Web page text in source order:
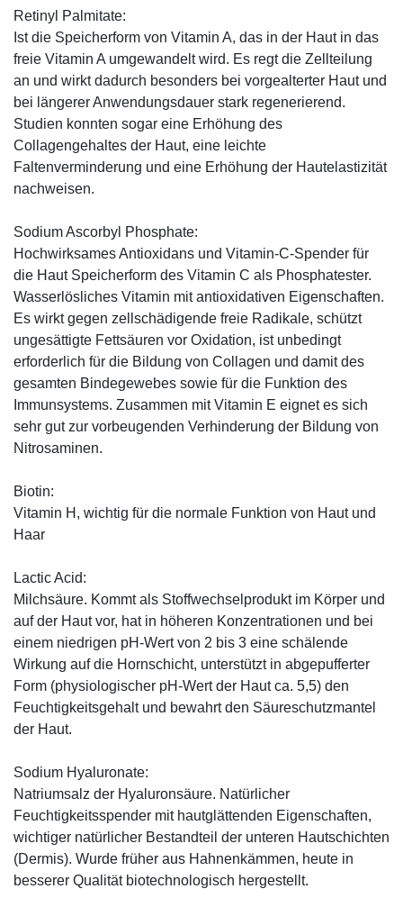
Retinyl Palmitate:
Ist die Speicherform von Vitamin A, das in der Haut in das
freie Vitamin A umgewandelt wird. Es regt die Zellteilung
an und wirkt dadurch besonders bei vorgealterter Haut und
bei längerer Anwendungsdauer stark regenerierend.
Studien konnten sogar eine Erhöhung des
Collagengehaltes der Haut, eine leichte
Faltenverminderung und eine Erhöhung der Hautelastizität
nachweisen.
Sodium Ascorbyl Phosphate:
Hochwirksames Antioxidans und Vitamin-C-Spender für
die Haut Speicherform des Vitamin C als Phosphatester.
Wasserlösliches Vitamin mit antioxidativen Eigenschaften.
Es wirkt gegen zellschädigende freie Radikale, schützt
ungesättigte Fettsäuren vor Oxidation, ist unbedingt
erforderlich für die Bildung von Collagen und damit des
gesamten Bindegewebes sowie für die Funktion des
Immunsystems. Zusammen mit Vitamin E eignet es sich
sehr gut zur vorbeugenden Verhinderung der Bildung von
Nitrosaminen.
Biotin:
Vitamin H, wichtig für die normale Funktion von Haut und
Haar
Lactic Acid:
Milchsäure. Kommt als Stoffwechselprodukt im Körper und
auf der Haut vor, hat in höheren Konzentrationen und bei
einem niedrigen pH-Wert von 2 bis 3 eine schälende
Wirkung auf die Hornschicht, unterstützt in abgepufferter
Form (physiologischer pH-Wert der Haut ca. 5,5) den
Feuchtigkeitsgehalt und bewahrt den Säureschutzmantel
der Haut.
Sodium Hyaluronate:
Natriumsalz der Hyaluronsäure. Natürlicher
Feuchtigkeitsspender mit hautglättenden Eigenschaften,
wichtiger natürlicher Bestandteil der unteren Hautschichten
(Dermis). Wurde früher aus Hahnenkämmen, heute in
besserer Qualität biotechnologisch hergestellt.